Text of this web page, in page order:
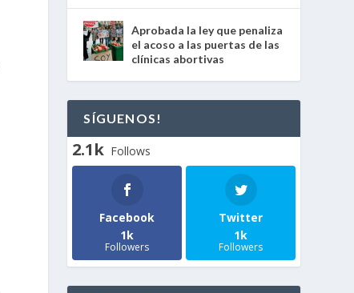
Aprobada la ley que penaliza
el acoso a las puertas de las
clínicas abortivas
SÍGUENOS!
2.1k Follows
Facebook
1k
Followers
Twitter
1k
Followers